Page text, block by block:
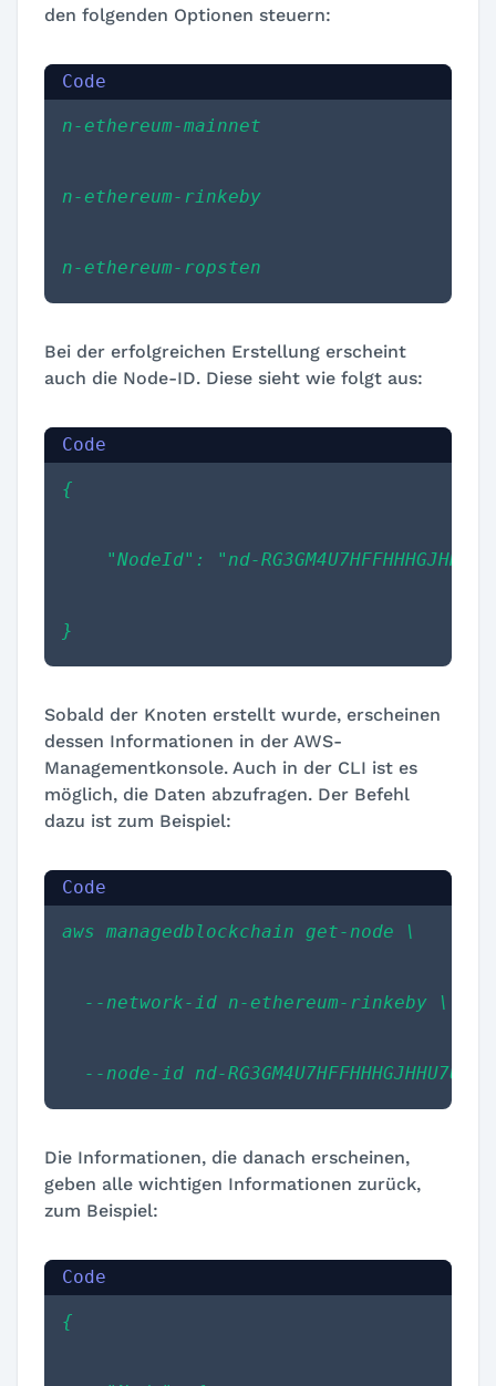
den folgenden Optionen steuern:
n-ethereum-mainnet
n-ethereum-rinkeby
n-ethereum-ropsten
Bei der erfolgreichen Erstellung erscheint
auch die Node-ID. Diese sieht wie folgt aus:
{
"NodeId": "nd-
}
Sobald der Knoten erstellt wurde, erscheinen
dessen Informationen in der AWS-
Managementkonsole. Auch in der CLI ist es
möglich, die Daten abzufragen. Der Befehl
dazu ist zum Beispiel:
aws managedblockchain get-node \
--network-id n-ethereum-rinkeby \
--node-id nd-
Die Informationen, die danach erscheinen,
geben alle wichtigen Informationen zurück,
zum Beispiel:
{